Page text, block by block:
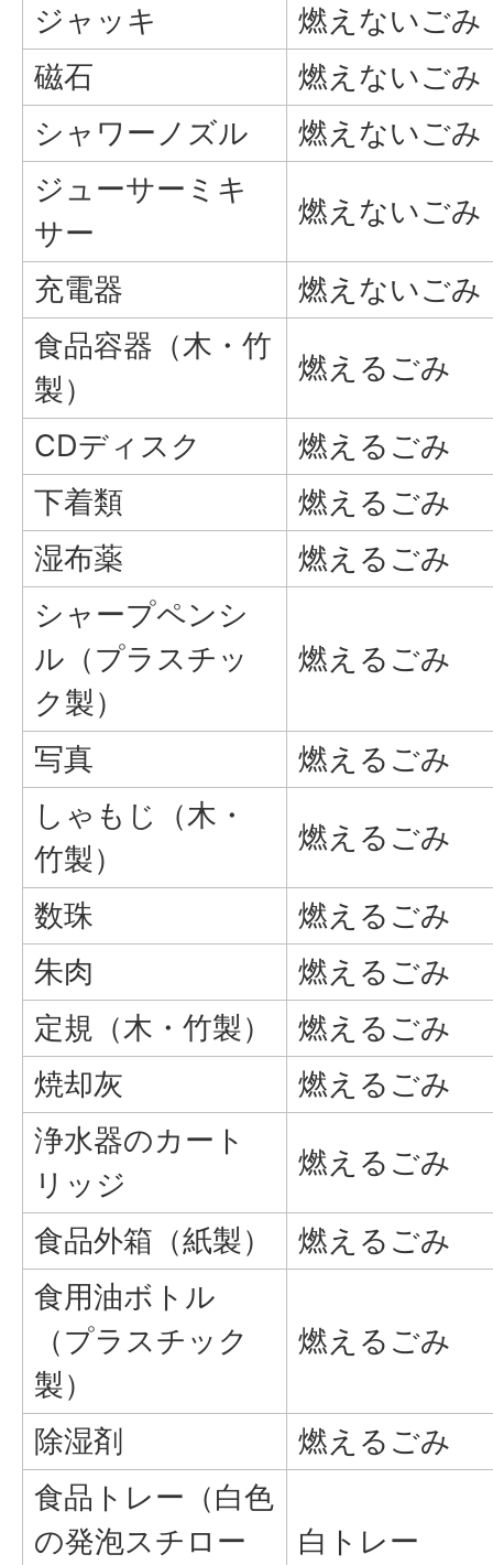
ジャッキ
燃えないごみ
磁石
燃えないごみ
シャワーノズル
燃えないごみ
ジューサーミキ
サー
燃えないごみ
充電器
燃えないごみ
食品容器（木・竹
製）
燃えるごみ
CDディスク
燃えるごみ
下着類
燃えるごみ
湿布薬
燃えるごみ
シャープペンシ
ル（プラスチッ
ク製）
燃えるごみ
写真
燃えるごみ
しゃもじ（木・
竹製）
燃えるごみ
数珠
燃えるごみ
朱肉
燃えるごみ
定規（木・竹製）
燃えるごみ
焼却灰
燃えるごみ
浄水器のカート
リッジ
燃えるごみ
食品外箱（紙製）
燃えるごみ
食用油ボトル
（プラスチック
製）
燃えるごみ
除湿剤
燃えるごみ
食品トレー（白色
の発泡スチロー
白トレー